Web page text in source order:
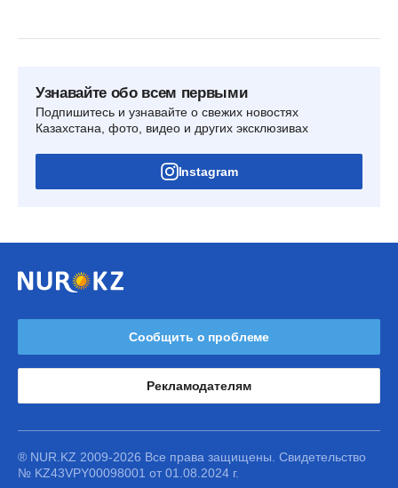
Узнавайте обо всем первыми
Подпишитесь и узнавайте о свежих новостях
Казахстана, фото, видео и других эксклюзивах
Instagram
Сообщить о проблеме
Рекламодателям
® NUR.KZ 2009-2026 Все права защищены. Свидетельство
№ KZ43VPY00098001 от 01.08.2024 г.